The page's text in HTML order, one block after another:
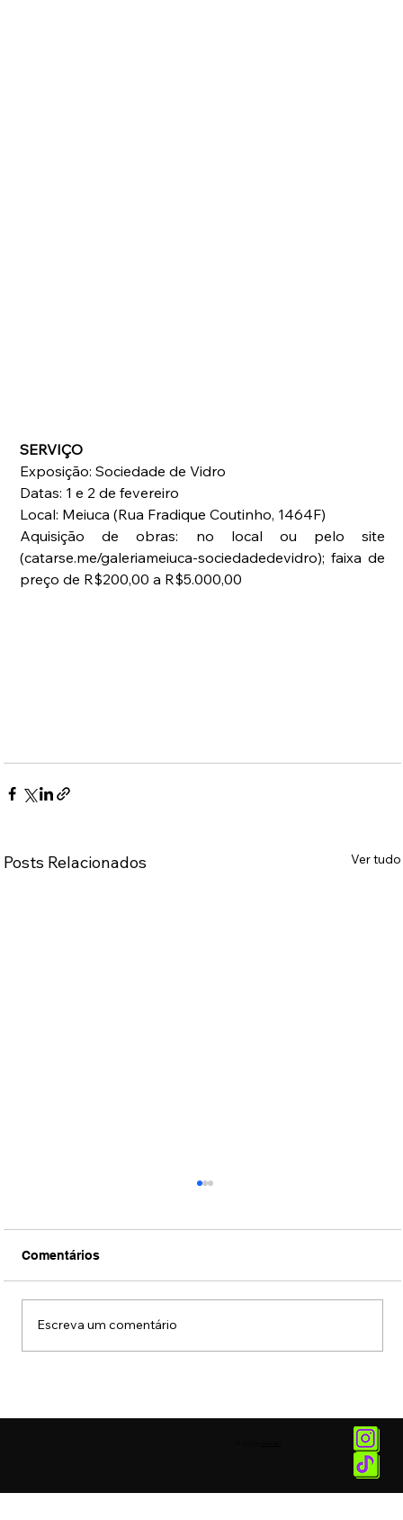
SERVIÇO
Exposição: Sociedade de Vidro
Datas: 1 e 2 de fevereiro
Local: Meiuca (Rua Fradique Coutinho, 1464F)
Aquisição de obras: no local ou pelo site
(catarse.me/galeriameiuca-sociedadedevidro); faixa de
preço de R$200,00 a R$5.000,00
Posts Relacionados Ver tudo
Comentários
Escreva um comentário